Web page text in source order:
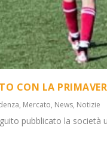
CON LA
, Mercato, News, Notizie
pubblicato la società